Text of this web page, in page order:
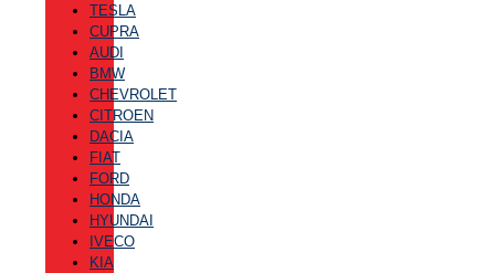
TESLA
CUPRA
AUDI
BMW
CHEVROLET
CITROEN
DACIA
FIAT
FORD
HONDA
HYUNDAI
IVECO
KIA